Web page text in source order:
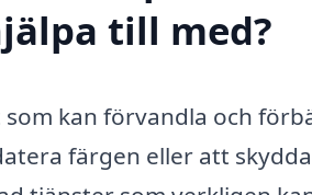
till med?
kan förvandla och
färgen eller att